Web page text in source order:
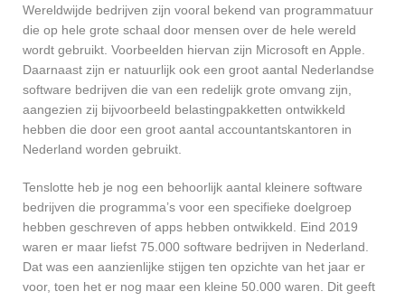
Wereldwijde bedrijven zijn vooral bekend van programmatuur
die op hele grote schaal door mensen over de hele wereld
wordt gebruikt. Voorbeelden hiervan zijn Microsoft en Apple.
Daarnaast zijn er natuurlijk ook een groot aantal Nederlandse
software bedrijven die van een redelijk grote omvang zijn,
aangezien zij bijvoorbeeld belastingpakketten ontwikkeld
hebben die door een groot aantal accountantskantoren in
Nederland worden gebruikt.
Tenslotte heb je nog een behoorlijk aantal kleinere software
bedrijven die programma’s voor een specifieke doelgroep
hebben geschreven of apps hebben ontwikkeld. Eind 2019
waren er maar liefst 75.000 software bedrijven in Nederland.
Dat was een aanzienlijke stijgen ten opzichte van het jaar er
voor, toen het er nog maar een kleine 50.000 waren. Dit geeft